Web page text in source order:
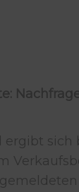
ergibt sich